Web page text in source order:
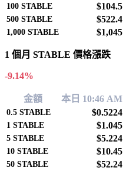
100 STABLE $104.5
500 STABLE $522.4
1,000 STABLE $1,045
1 個月 STABLE 價格漲跌
-9.14%
金額 本日 10:46 AM
0.5 STABLE $0.5224
1 STABLE $1.045
5 STABLE $5.224
10 STABLE $10.45
50 STABLE $52.24